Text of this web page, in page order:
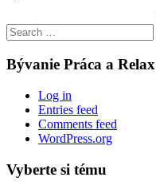
for:
Bývanie Práca a Relax
Log in
Entries feed
Comments feed
WordPress.org
Vyberte si tému